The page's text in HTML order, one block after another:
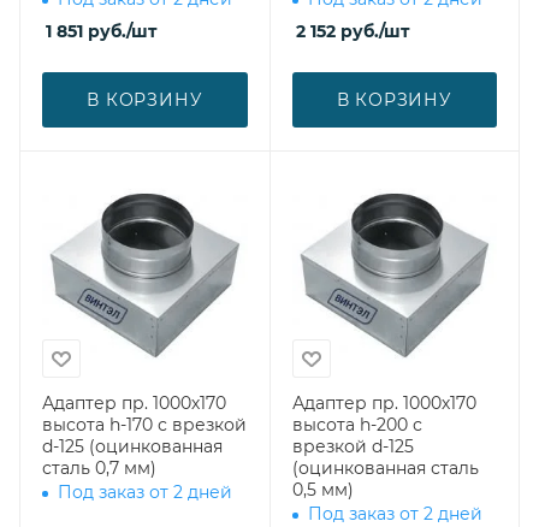
1 851 руб./шт
В КОРЗИНУ
2 152руб./шт
В КОРЗИНУ
Адаптер пр. 1000х170
высота h-170 с врезкой
d-125 (оцинкованная
сталь 0,7 мм)
Под заказ от 2 дней
Адаптер пр. 1000х170
высота h-200 с
врезкой d-125
(оцинкованная сталь
0,5 мм)
Под заказ от 2 дней